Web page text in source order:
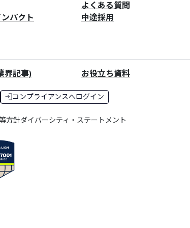
よくある質問
パクト 中途採用
界記事) お役立ち資料
コンプライアンスへログイン
方針ダイバーシティ・ステートメント